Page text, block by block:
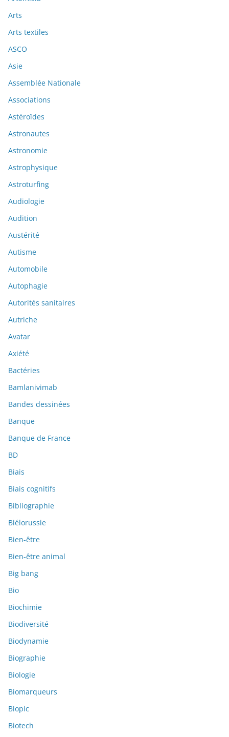
Arts
Arts textiles
ASCO
Asie
Assemblée Nationale
Associations
Astéroïdes
Astronautes
Astronomie
Astrophysique
Astroturfing
Audiologie
Audition
Austérité
Autisme
Automobile
Autophagie
Autorités sanitaires
Autriche
Avatar
Axiété
Bactéries
Bamlanivimab
Bandes dessinées
Banque
Banque de France
BD
Biais
Biais cognitifs
Bibliographie
Biélorussie
Bien-être
Bien-être animal
Big bang
Bio
Biochimie
Biodiversité
Biodynamie
Biographie
Biologie
Biomarqueurs
Biopic
Biotech